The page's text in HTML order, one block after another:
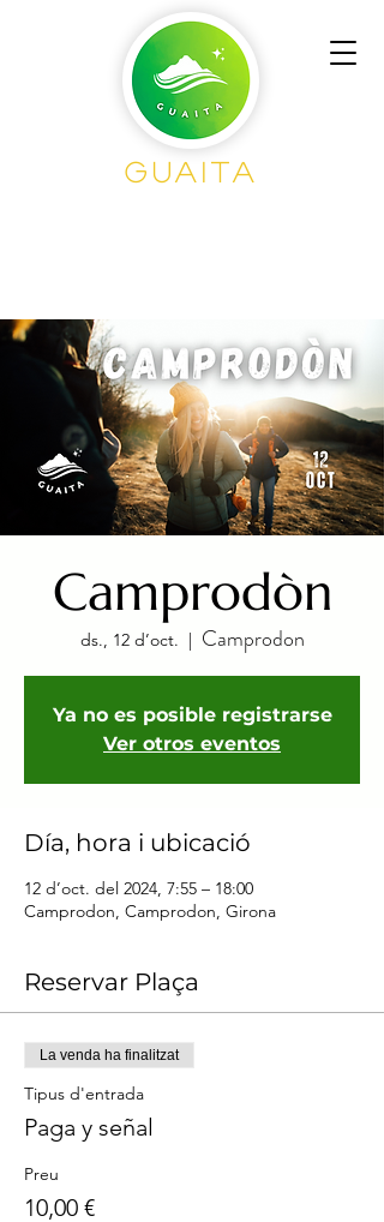
Guaita
Camprodòn
ds., 12 d’oct.
  |
Camprodon
Ya no es posible registrarse
Ver otros eventos
Día, hora i ubicació
12 d’oct. del 2024, 7:55 – 18:00
Camprodon, Camprodon, Girona
Reservar Plaça
La venda ha finalitzat
Tipus d'entrada
Paga y señal
Preu
10,00 €